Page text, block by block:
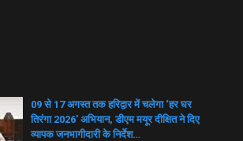
09 से 17 अगस्त तक हरिद्वार में चलेगा ‘हर घर
तिरंगा 2026’ अभियान, डीएम मयूर दीक्षित ने दिए
व्यापक जनभागीदारी के निर्देश…